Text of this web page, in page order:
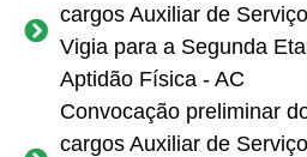
cargos Auxiliar de
Vigia para a Segunda
Aptidão Física - AC
Convocação preliminar
cargos Auxiliar de